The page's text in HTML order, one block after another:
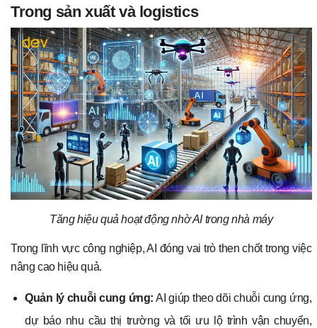
Trong sản xuất và logistics
Tăng hiệu quả hoạt động nhờ AI trong nhà máy
Trong lĩnh vực công nghiệp, AI đóng vai trò then chốt trong việc
nâng cao hiệu quả.
Quản lý chuỗi cung ứng: AI giúp theo dõi chuỗi cung ứng,
dự báo nhu cầu thị trường và tối ưu lộ trình vận chuyển,